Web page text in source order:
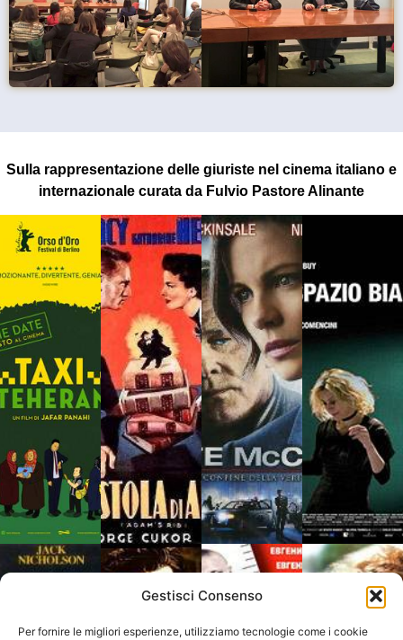
Gestisci Consenso
Per fornire le migliori esperienze, utilizziamo tecnologie come i cookie
Sulla rappresentazione delle giuriste nel cinema italiano e
internazionale curata da Fulvio Pastore Alinante